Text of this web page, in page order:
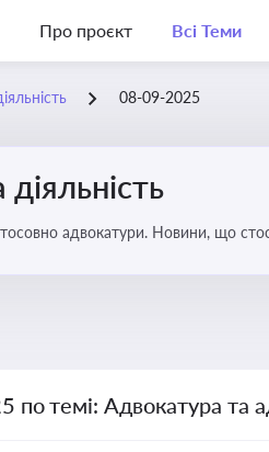
Про проєкт Всі Теми
08-09-2025
адвокатури. Новини, що
темі: Адвокатура та